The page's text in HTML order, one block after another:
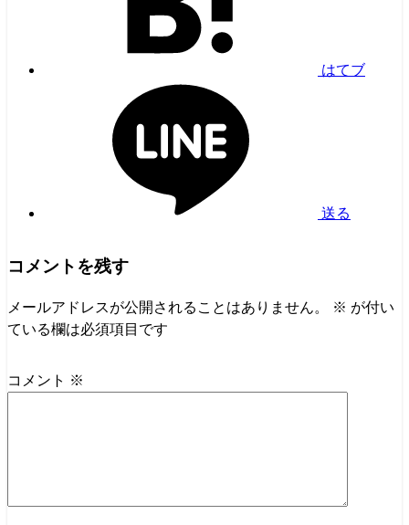
はてブ
送る
コメントを残す
メールアドレスが公開されることはありません。 ※ が付い
ている欄は必須項目です
コメント ※